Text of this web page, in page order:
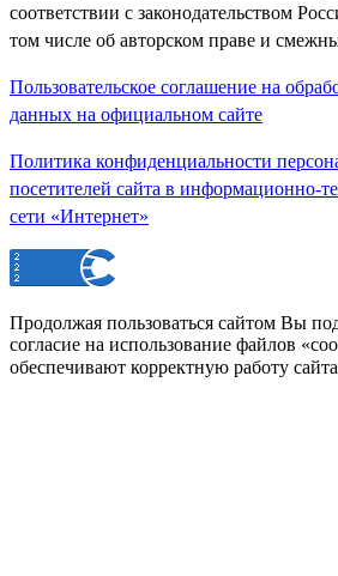
соответствии с законодательством
том числе об авторском праве и
Пользовательское соглашение на
данных на официальном сайте
Политика конфиденциальности
посетителей сайта в информационно-
сети «Интернет»
Продолжая пользоваться сайтом Вы
согласие на использование файлов
обеспечивают корректную работу